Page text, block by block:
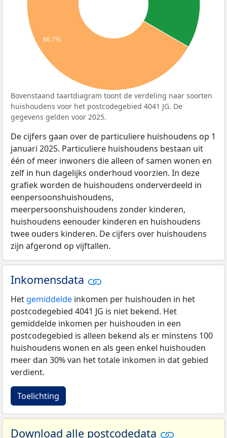
66,7%
Bovenstaand taartdiagram toont de verdeling naar soorten
huishoudens voor het postcodegebied 4041 JG. De
gegevens gelden voor 2025.
De cijfers gaan over de particuliere huishoudens op 1
januari 2025. Particuliere huishoudens bestaan uit
één of meer inwoners die alleen of samen wonen en
zelf in hun dagelijks onderhoud voorzien. In deze
grafiek worden de huishoudens onderverdeeld in
eenpersoonshuishoudens,
meerpersoonshuishoudens zonder kinderen,
huishoudens eenouder kinderen en huishoudens
twee ouders kinderen. De cijfers over huishoudens
zijn afgerond op vijftallen.
Inkomensdata
Het gemiddelde inkomen per huishouden in het
postcodegebied 4041 JG is niet bekend. Het
gemiddelde inkomen per huishouden in een
postcodegebied is alleen bekend als er minstens 100
huishoudens wonen en als geen enkel huishouden
meer dan 30% van het totale inkomen in dat gebied
verdient.
Toelichting
Download alle postcodedata